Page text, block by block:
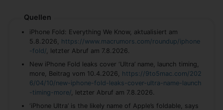
Quellen
iPhone Fold: Everything We Know, aktualisiert am
5.8.2026, https://www.macrumors.com/roundup/iphone
-fold/ , letzter Abruf am 7.8.2026.
New iPhone Fold leaks cover ‘Ultra’ name, launch timing,
more, Beitrag vom 10.4.2026, https://9to5mac.com/202
6/04/10/new-iphone-fold-leaks-cover-ultra-name-launch
-timing-more/ , letzter Abruf am 7.8.2026.
‘iPhone Ultra’ is the likely name of Apple’s foldable, says